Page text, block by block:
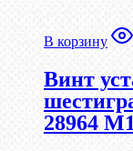
В корзину
Винт
28964